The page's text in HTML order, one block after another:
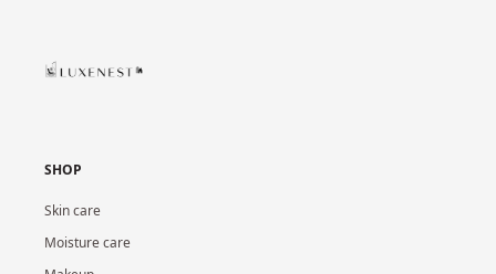
SHOP
Skin care
Moisture care